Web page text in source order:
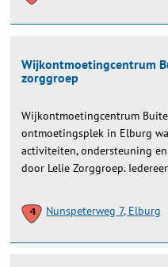
Wijkontmoetingcentrum
zorggroep
Wijkontmoetingcentrum
ontmoetingsplek in Elburg
activiteiten, ondersteuning
door Lelie Zorggroep.
Nunspeterweg 7, Elburg